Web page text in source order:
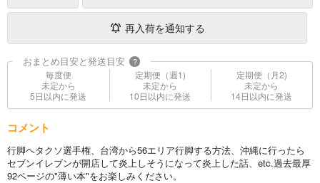
再入荷を通知する
おまとめ目安と発送目安 ?
毎度便
未定から
5日以内に発送
定期便（週1)
未定から
10日以内に発送
定期便（月2)
未定から
14日以内に発送
コメント
行脚ヘタクソ選手権、台湾から56エリア行脚する方法、沖縄に行ったら
セブンイレブンが開店して炎上しそうになって炎上した話、etc.過去最厚
92ページの"薄い本"をお楽しみください。